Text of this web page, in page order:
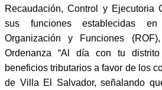
Recaudación, Control y Ejecutoria
sus funciones establecidas
Organización y Funciones
Ordenanza “Al día con tu
beneficios tributarios a favor de los
de Villa El Salvador, señalando